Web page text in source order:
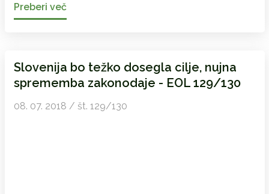
Preberi več
Slovenija bo težko dosegla cilje, nujna
sprememba zakonodaje - EOL 129/130
08. 07. 2018 / št. 129/130